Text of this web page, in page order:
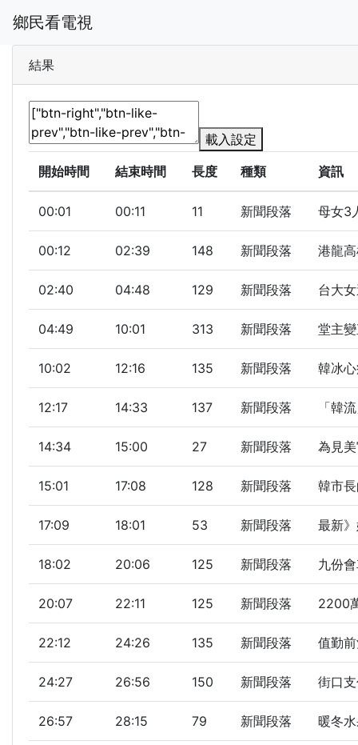
鄉民看電視
結果
載入設定
開始時間
結束時間 長度 種類 資訊
00:01 00:11 11 新聞段落 母女3
00:12 02:39 148 新聞段落 港龍
02:40 04:48 129 新聞段落 台大
04:49 10:01 313 新聞段落 堂主
10:02 12:16 135 新聞段落 韓冰
12:17 14:33 137 新聞段落 「韓
14:34 15:00 27 新聞段落 為見
15:01 17:08 128 新聞段落 韓市
17:09 18:01 53 新聞段落 最新
18:02 20:06 125 新聞段落 九份
20:07 22:11 125 新聞段落 2200
22:12 24:26 135 新聞段落 值勤
24:27 26:56 150 新聞段落 街口
26:57 28:15 79 新聞段落 暖冬